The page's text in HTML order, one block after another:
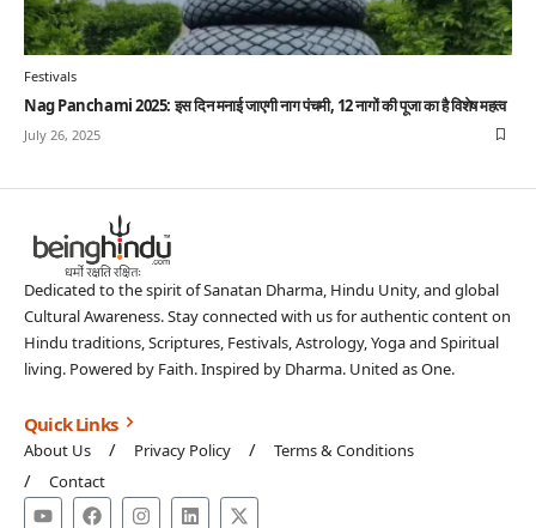
Festivals
Nag Panchami 2025: इस दिन मनाई जाएगी नाग पंचमी, 12 नागों की पूजा का है विशेष महत्व
July 26, 2025
Dedicated to the spirit of Sanatan Dharma, Hindu Unity, and global
Cultural Awareness. Stay connected with us for authentic content on
Hindu traditions, Scriptures, Festivals, Astrology, Yoga and Spiritual
living. Powered by Faith. Inspired by Dharma. United as One.
Quick Links
About Us Privacy Policy
Terms & Conditions
Contact